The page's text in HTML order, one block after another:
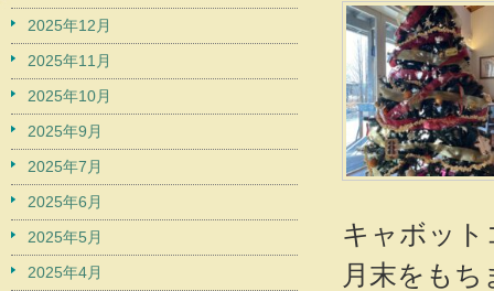
キャボット
月末をも
2025年12月
2025年11月
2025年10月
2025年9月
2025年7月
2025年6月
2025年5月
2025年4月